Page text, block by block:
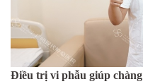
Điều trị vi phẫu giúp chàng